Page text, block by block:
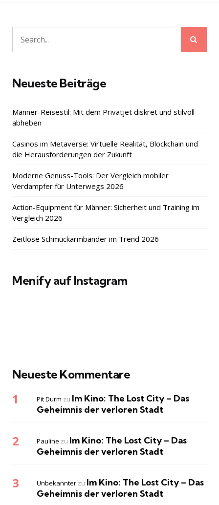
Search
for:
Neueste Beiträge
Männer-Reisestil: Mit dem Privatjet diskret und stilvoll
abheben
Casinos im Metaverse: Virtuelle Realität, Blockchain und
die Herausforderungen der Zukunft
Moderne Genuss-Tools: Der Vergleich mobiler
Verdampfer für Unterwegs 2026
Action-Equipment für Männer: Sicherheit und Training im
Vergleich 2026
Zeitlose Schmuckarmbänder im Trend 2026
Menify auf Instagram
Neueste Kommentare
Pit Durm zu Im Kino: The Lost City – Das
Geheimnis der verloren Stadt
Pauline zu Im Kino: The Lost City – Das
Geheimnis der verloren Stadt
Unbekannter zu Im Kino: The Lost City – Das
Geheimnis der verloren Stadt